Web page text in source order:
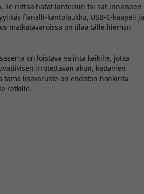
se riittää hätätilanteisiin tai satunnaiseen
flanelli-kantolaukku, USB-C-kaapeli ja
matkatavaroissa on tilaa tälle hieman
on loistava valinta kaikille, jotka
irrotettavan akun, kattavien
lisävaruste on ehdoton hankinta
retkille.